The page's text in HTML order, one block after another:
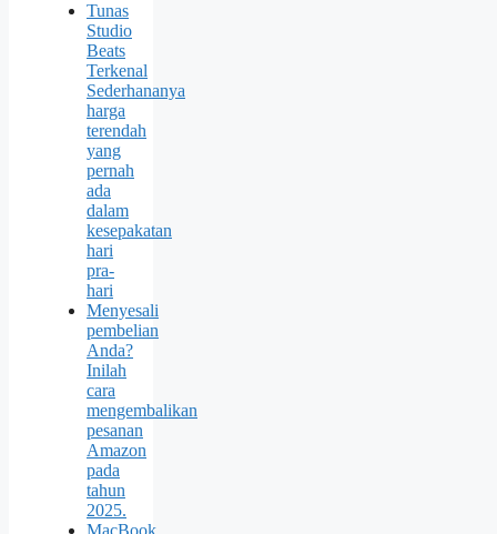
Tunas
Studio
Beats
Terkenal
Sederhananya
harga
terendah
yang
pernah
ada
dalam
kesepakatan
hari
pra-
hari
Menyesali
pembelian
Anda?
Inilah
cara
mengembalikan
pesanan
Amazon
pada
tahun
2025.